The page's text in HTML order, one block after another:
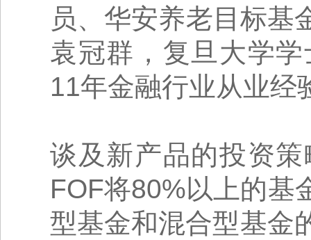
员、华安养老目标基
袁冠群，复旦大学
11年金融行业从业经
谈及新产品的投资
FOF将80%以上的基
型基金和混合型基金